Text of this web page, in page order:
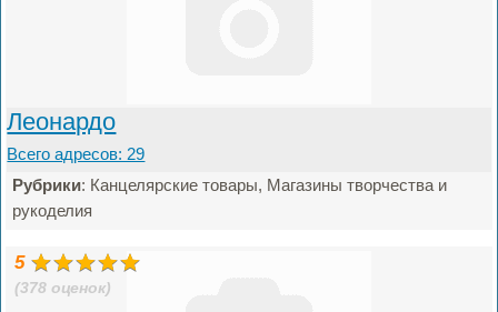
Леонардо
Всего адресов: 29
Рубрики: Канцелярские товары, Магазины творчества и
рукоделия
5
(378 оценок)